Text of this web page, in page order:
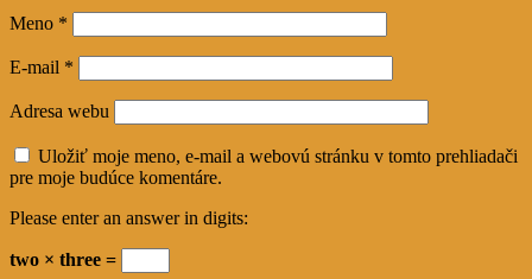
Meno *
E-mail *
Adresa webu
Uložiť moje meno, e-mail a webovú stránku v tomto prehliadači
pre moje budúce komentáre.
Please enter an answer in digits:
two × three =